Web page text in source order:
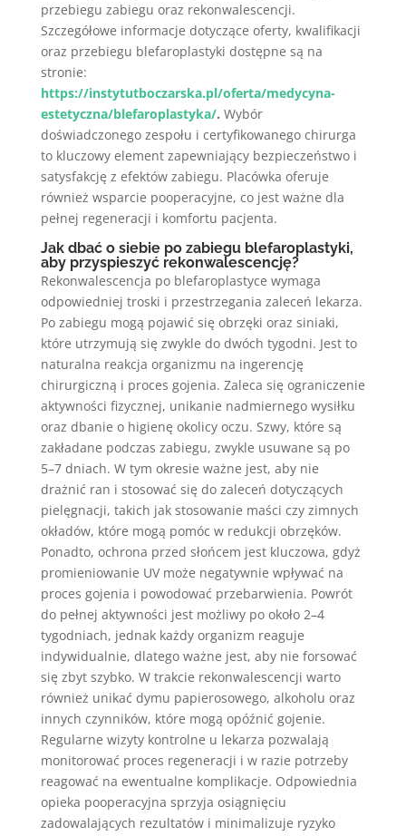
przebiegu zabiegu oraz rekonwalescencji.
Szczegółowe informacje dotyczące oferty, kwalifikacji
oraz przebiegu blefaroplastyki dostępne są na
stronie:
https://instytutboczarska.pl/oferta/medycyna-
estetyczna/blefaroplastyka/. Wybór
doświadczonego zespołu i certyfikowanego chirurga
to kluczowy element zapewniający bezpieczeństwo i
satysfakcję z efektów zabiegu. Placówka oferuje
również wsparcie pooperacyjne, co jest ważne dla
pełnej regeneracji i komfortu pacjenta.
Jak dbać o siebie po zabiegu blefaroplastyki,
aby przyspieszyć rekonwalescencję?
Rekonwalescencja po blefaroplastyce wymaga
odpowiedniej troski i przestrzegania zaleceń lekarza.
Po zabiegu mogą pojawić się obrzęki oraz siniaki,
które utrzymują się zwykle do dwóch tygodni. Jest to
naturalna reakcja organizmu na ingerencję
chirurgiczną i proces gojenia. Zaleca się ograniczenie
aktywności fizycznej, unikanie nadmiernego wysiłku
oraz dbanie o higienę okolicy oczu. Szwy, które są
zakładane podczas zabiegu, zwykle usuwane są po
5–7 dniach. W tym okresie ważne jest, aby nie
drażnić ran i stosować się do zaleceń dotyczących
pielęgnacji, takich jak stosowanie maści czy zimnych
okładów, które mogą pomóc w redukcji obrzęków.
Ponadto, ochrona przed słońcem jest kluczowa, gdyż
promieniowanie UV może negatywnie wpływać na
proces gojenia i powodować przebarwienia. Powrót
do pełnej aktywności jest możliwy po około 2–4
tygodniach, jednak każdy organizm reaguje
indywidualnie, dlatego ważne jest, aby nie forsować
się zbyt szybko. W trakcie rekonwalescencji warto
również unikać dymu papierosowego, alkoholu oraz
innych czynników, które mogą opóźnić gojenie.
Regularne wizyty kontrolne u lekarza pozwalają
monitorować proces regeneracji i w razie potrzeby
reagować na ewentualne komplikacje. Odpowiednia
opieka pooperacyjna sprzyja osiągnięciu
zadowalających rezultatów i minimalizuje ryzyko